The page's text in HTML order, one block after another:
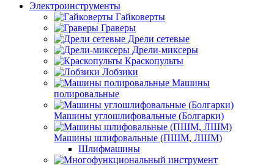
Электроинструменты
Гайковерты
Граверы
Дрели сетевые
Дрели-миксеры
Краскопульты
Лобзики
Машины
полировальные
Машины углошлифовальные (Болгарки)
Машины шлифовальные (ПШМ, ЛШМ)
Шлифмашины